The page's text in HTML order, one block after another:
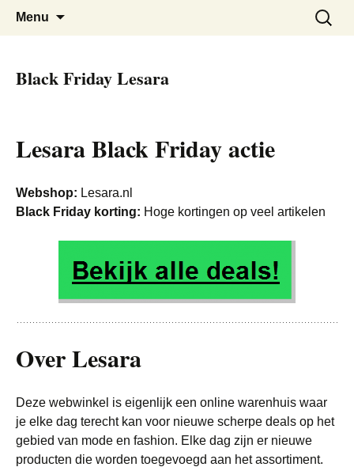
Black Friday Super SALE
De beste kortingen bij elkaar!
Menu
Zoeken
naar:
Black Friday Lesara
Lesara Black Friday actie
Webshop: Lesara.nl
Black Friday korting: Hoge kortingen op veel artikelen
Over Lesara
Deze webwinkel is eigenlijk een online warenhuis waar
je elke dag terecht kan voor nieuwe scherpe deals op het
gebied van mode en fashion. Elke dag zijn er nieuwe
producten die worden toegevoegd aan het assortiment.